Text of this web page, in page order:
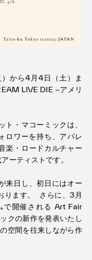
から4月4日（土）ま
LIVE DIE ~アメリ
ト・マコーミックは、
ロワーを持ち、アパレ
楽・ロードカルチャー
ーティストです。
来日し、初日にはオー
ります。 さらに、3月
で開催される Art Fair
クの新作を発表いたし
空間を往来しながら作